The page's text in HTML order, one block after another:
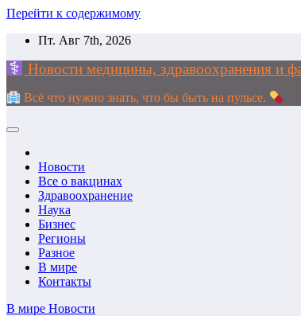
Перейти к содержимому
Пт. Авг 7th, 2026
Новости медицины,
Всё что нужно знать, что бы быть на пульсе.
Новости
Все о вакцинах
Здравоохранение
Наука
Бизнес
Регионы
Разное
В мире
Контакты
В мире Новости